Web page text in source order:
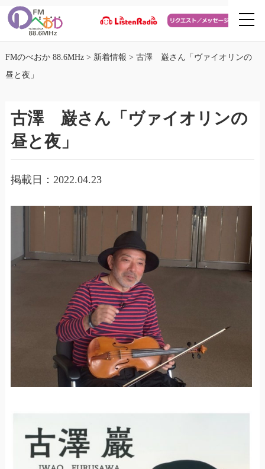
FMのべおか 88.6MHz> 新着情報 > 古澤 巌さん「ヴァイオリンの
昼と夜」
古澤 巌さん「ヴァイオリンの
昼と夜」
掲載日：2022.04.23